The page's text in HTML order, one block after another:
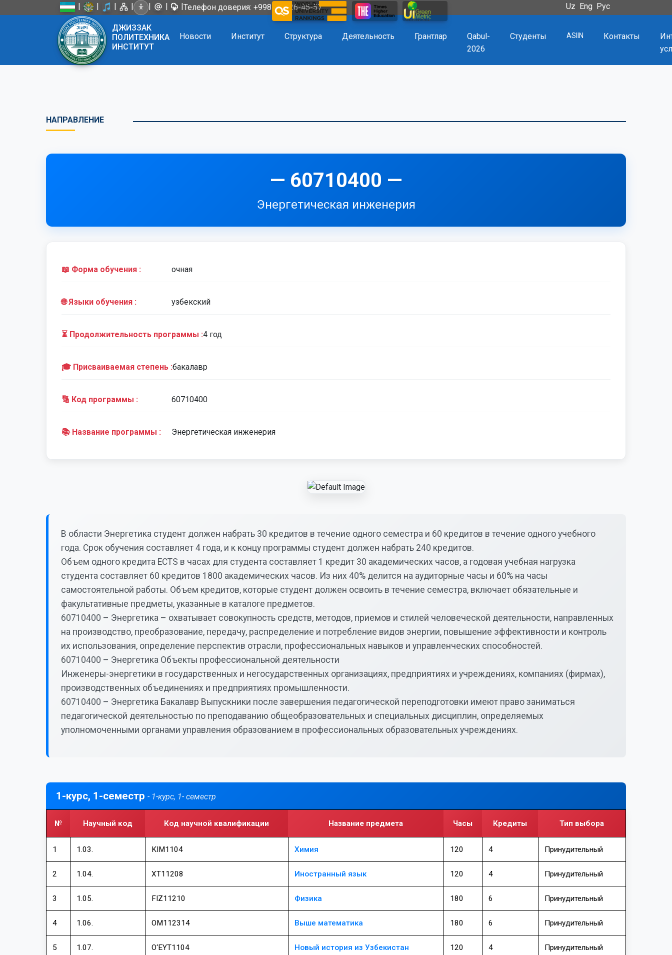
| | | | | | |Телефон доверия: +998 72 226-45-57 Uz Eng Рус
ДЖИЗЗАК
ПОЛИТЕХНИКА
ИНСТИТУТ
Новости Институт Структура Деятельность Грантлар
Qabul-
2026
Студенты ASIIN Контакты
НАПРАВЛЕНИЕ
— 60710400 —
Энергетическая инженерия
📖 Форма обучения : очная
🌐 Языки обучения : узбекский
⏳ Продолжительность программы :4 год
🎓 Присваиваемая степень :бакалавр
🔢 Код программы : 60710400
📚 Название программы : Энергетическая инженерия
В области Энергетика студент должен набрать 30 кредитов в течение одного семестра и 60 кредитов в течение одного учебного
года. Срок обучения составляет 4 года, и к концу программы студент должен набрать 240 кредитов.
Объем одного кредита ECTS в часах для студента составляет 1 кредит 30 академических часов, а годовая учебная нагрузка
студента составляет 60 кредитов 1800 академических часов. Из них 40% делится на аудиторные часы и 60% на часы
самостоятельной работы. Объем кредитов, которые студент должен освоить в течение семестра, включает обязательные и
факультативные предметы, указанные в каталоге предметов.
60710400 – Энергетика – охватывает совокупность средств, методов, приемов и стилей человеческой деятельности, направленных
на производство, преобразование, передачу, распределение и потребление видов энергии, повышение эффективности и контроль
их использования, определение перспектив отрасли, профессиональных навыков и управленческих способностей.
60710400 – Энергетика Объекты профессиональной деятельности
Инженеры-энергетики в государственных и негосударственных организациях, предприятиях и учреждениях, компаниях (фирмах),
производственных объединениях и предприятиях промышленности.
60710400 – Энергетика Бакалавр Выпускники после завершения педагогической переподготовки имеют право заниматься
педагогической деятельностью по преподаванию общеобразовательных и специальных дисциплин, определяемых
уполномоченными органами управления образованием в профессиональных образовательных учреждениях.
1-курс, 1-семестр - 1-курс, 1- семестр
№ Научный код Код научной квалификации Название предмета Часы Кредиты Тип выбора
1 1.03. KIM1104 Химия 120 4 Принудительный
2 1.04. XT11208 Иностранный язык 120 4 Принудительный
3 1.05. FIZ11210 Физика 180 6 Принудительный
4 1.06. OM112314 Выше математика 180 6 Принудительный
5 1.07. О‘EYT1104 Новый история из Узбекистан 120 4 Принудительный